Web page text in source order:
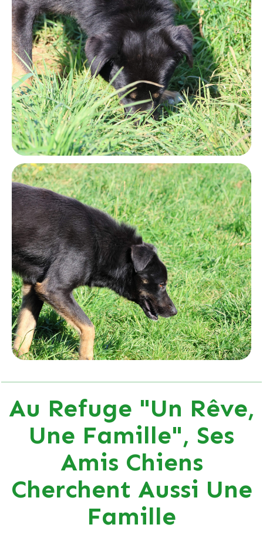
Au Refuge "Un Rêve,
Une Famille", Ses
Amis Chiens
Cherchent Aussi Une
Famille